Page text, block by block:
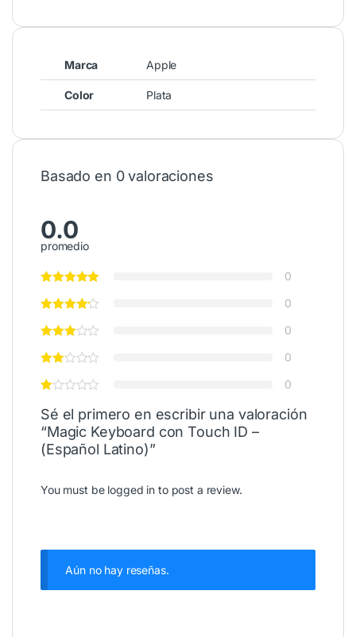
Marca Apple
Color Plata
Basado en 0 valoraciones
0.0
promedio
0
0
0
0
0
Sé el primero en escribir una valoración
“Magic Keyboard con Touch ID –
(Español Latino)”
You must be logged in to post a review.
Aún no hay reseñas.